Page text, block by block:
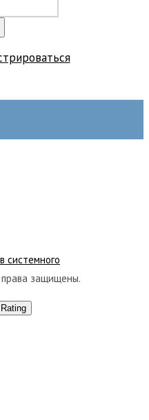
системного
права защищены.